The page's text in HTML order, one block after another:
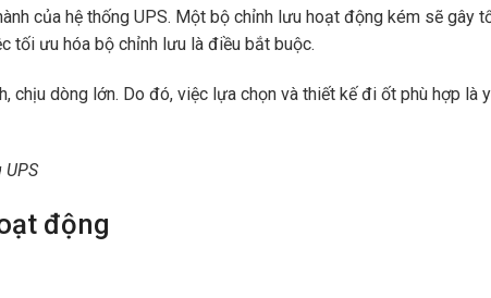
của hệ thống UPS. Một bộ chỉnh lưu hoạt động kém sẽ gây
tối ưu hóa bộ chỉnh lưu là điều bắt buộc.
chịu dòng lớn. Do đó, việc lựa chọn và thiết kế đi ốt phù hợp
động